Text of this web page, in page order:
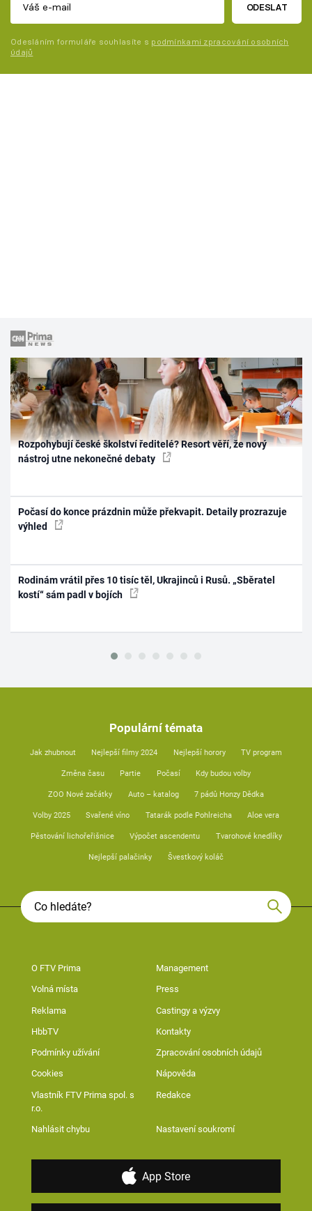
ODESLAT
Odesláním formuláře souhlasíte s podmínkami zpracování osobních
údajů
Rozpohybují české školství ředitelé? Resort věří, že nový
nástroj utne nekonečné debaty
Počasí do konce prázdnin může překvapit. Detaily prozrazuje
výhled
Rodinám vrátil přes 10 tisíc těl, Ukrajinců i Rusů. „Sběratel
kostí“ sám padl v bojích
Populární témata
Jak zhubnout Nejlepší filmy 2024 Nejlepší horory TV program
Změna času Partie Počasí Kdy budou volby
ZOO Nové začátky Auto – katalog 7 pádů Honzy Dědka
Volby 2025 Svařené víno Tatarák podle Pohlreicha Aloe vera
Pěstování lichořeřišnice Výpočet ascendentu Tvarohové knedlíky
Nejlepší palačinky Švestkový koláč
O FTV Prima Management
Volná místa Press
Reklama Castingy a výzvy
HbbTV Kontakty
Podmínky užívání Zpracování osobních údajů
Cookies Nápověda
Vlastník FTV Prima spol. s
r.o.
Redakce
Nahlásit chybu Nastavení soukromí
App Store